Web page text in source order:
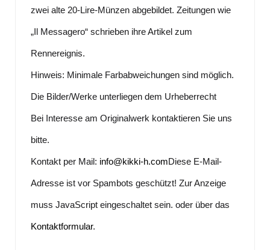
zwei alte 20-Lire-Münzen abgebildet. Zeitungen wie
„Il Messagero“ schrieben ihre Artikel zum
Rennereignis.
Hinweis: Minimale Farbabweichungen sind möglich.
Die Bilder/Werke unterliegen dem Urheberrecht
Bei Interesse am Originalwerk kontaktieren Sie uns
bitte.
Kontakt per Mail: info@kikki-h.comDiese E-Mail-
Adresse ist vor Spambots geschützt! Zur Anzeige
muss JavaScript eingeschaltet sein. oder über das
Kontaktformular.